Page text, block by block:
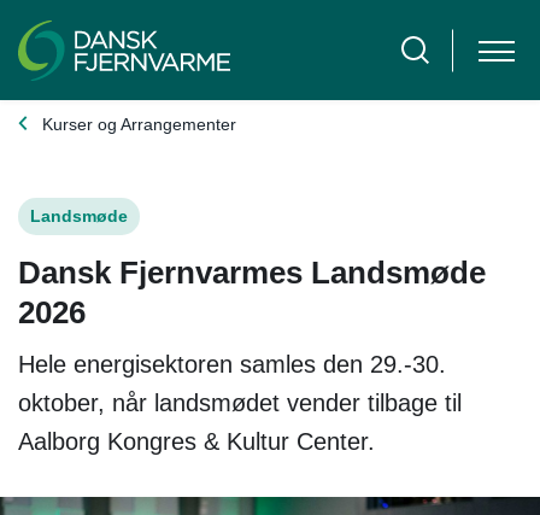
Kurser og Arrangementer
Landsmøde
Dansk Fjernvarmes Landsmøde
2026
Hele energisektoren samles den 29.-30.
oktober, når landsmødet vender tilbage til
Aalborg Kongres & Kultur Center.